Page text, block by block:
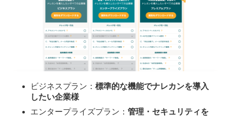
ビジネスプラン： 標準的な機能でナレカンを導入
したい企業様
エンタープライズプラン： 管理・セキュリティを